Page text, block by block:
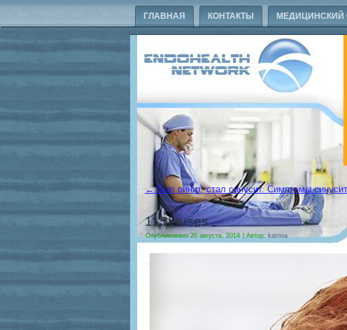
ГЛАВНАЯ КОНТАКТЫ МЕДИЦИНСКИЙ
←Был ринит, стал синусит. Симптомы
11Sinuses
Опубликовано 20 августа, 2014|Автор: katrina